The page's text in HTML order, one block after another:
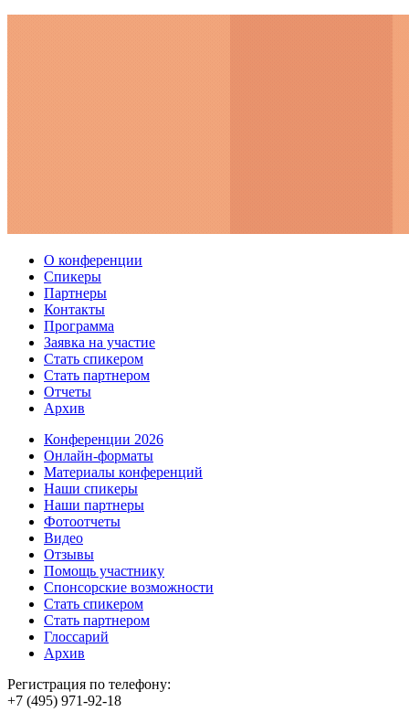
О конференции
Спикеры
Партнеры
Контакты
Программа
Заявка на участие
Стать спикером
Стать партнером
Отчеты
Архив
Конференции 2026
Онлайн-форматы
Материалы конференций
Наши спикеры
Наши партнеры
Фотоотчеты
Видео
Отзывы
Помощь участнику
Спонсорские возможности
Стать спикером
Стать партнером
Глоссарий
Архив
Регистрация по телефону:
+7 (495) 971-92-18